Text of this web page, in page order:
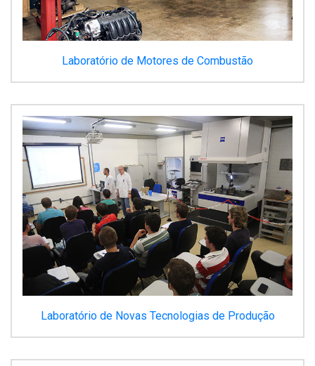
Laboratório de Motores de Combustão
Laboratório de Novas Tecnologias de Produção